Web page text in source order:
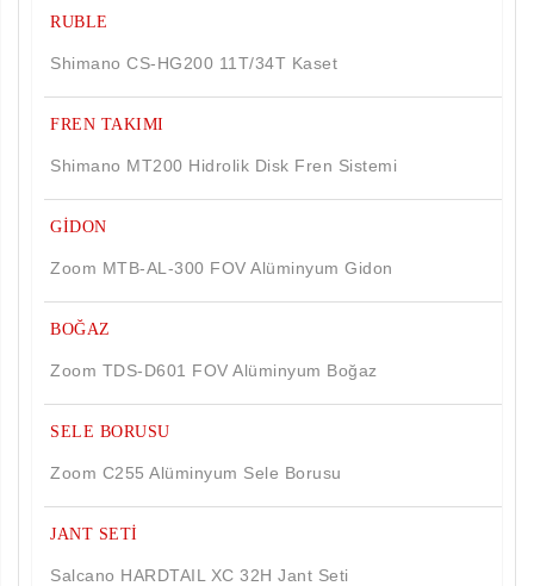
RUBLE
Shimano CS-HG200 11T/34T Kaset
FREN TAKIMI
Shimano MT200 Hidrolik Disk Fren Sistemi
GİDON
Zoom MTB-AL-300 FOV Alüminyum Gidon
BOĞAZ
Zoom TDS-D601 FOV Alüminyum Boğaz
SELE BORUSU
Zoom C255 Alüminyum Sele Borusu
JANT SETİ
Salcano HARDTAIL XC 32H Jant Seti